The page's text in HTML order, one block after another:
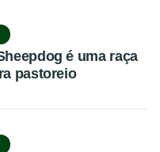
é uma raça
pastoreio